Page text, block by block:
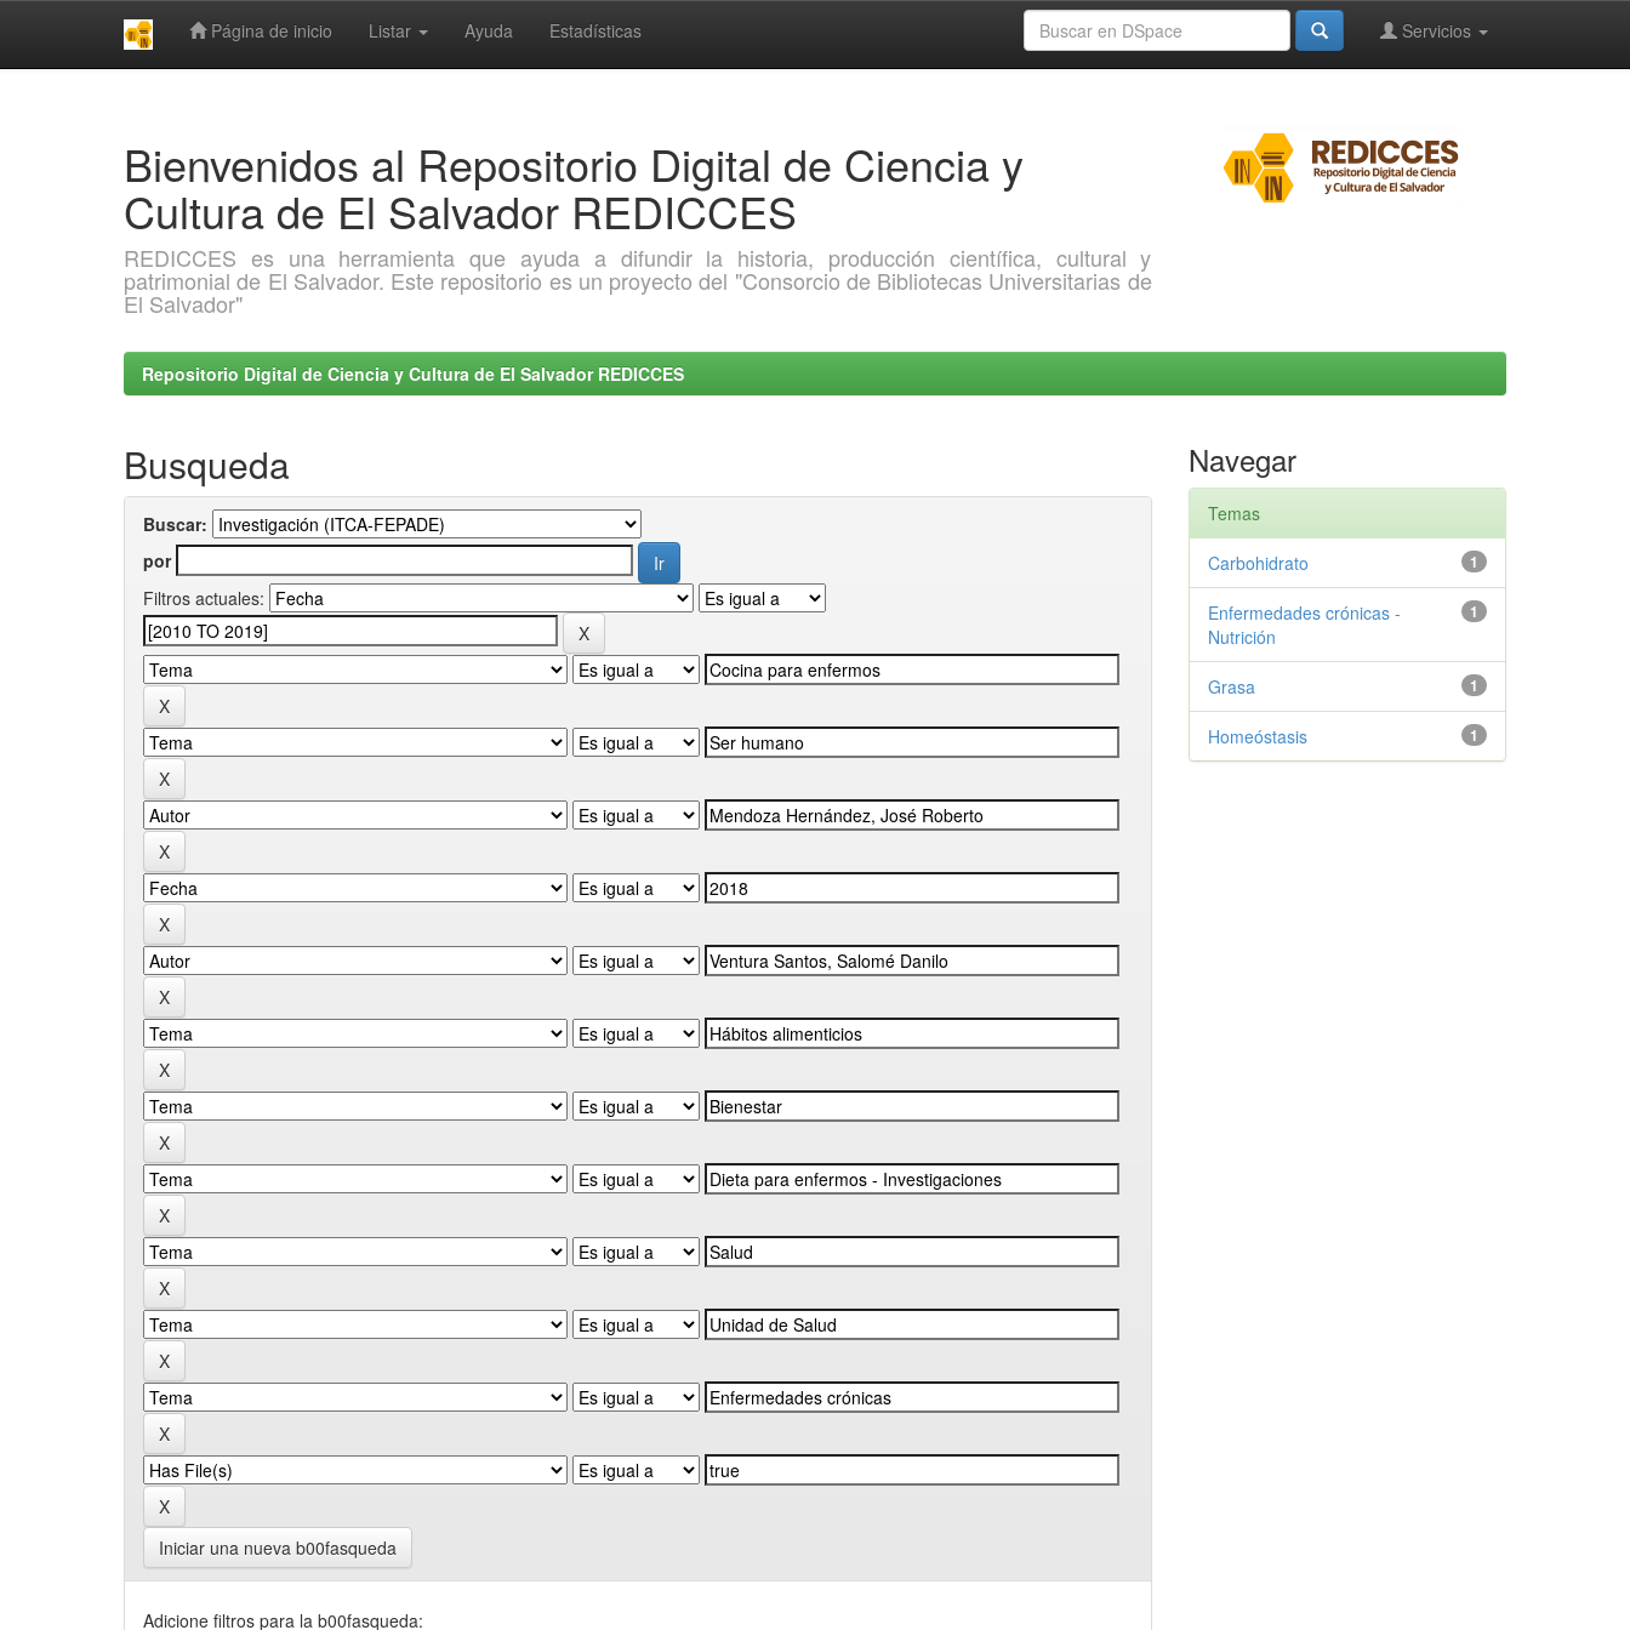
Página de inicio Listar Ayuda Estadísticas Servicios
Bienvenidos al Repositorio Digital de Ciencia y
Cultura de El Salvador REDICCES
REDICCES es una herramienta que ayuda a difundir la historia, producción científica, cultural y
patrimonial de El Salvador. Este repositorio es un proyecto del "Consorcio de Bibliotecas Universitarias de
El Salvador"
Repositorio Digital de Ciencia y Cultura de El Salvador REDICCES
Busqueda
Buscar:
por
Filtros actuales:
Iniciar una nueva b00fasqueda
Adicione filtros para la b00fasqueda:
Navegar
Temas
1
Carbohidrato
1
Enfermedades crónicas -
Nutrición
1
Grasa
1
Homeóstasis